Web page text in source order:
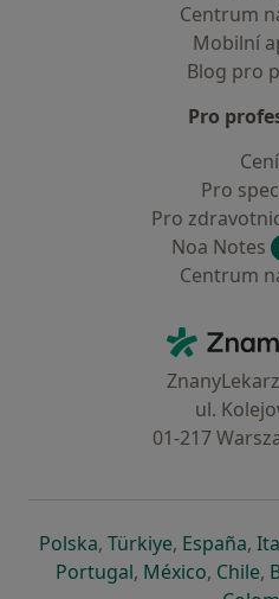
Centrum
Mobilní
Blog pro
Pro
Pro
Pro
Noa Notes
Centrum
ul.
01-217
Polskase otevře v nové
, Türkiyese otevře v
, Españase
,
Portugalse otevře v
, Méxicose
, Chile,